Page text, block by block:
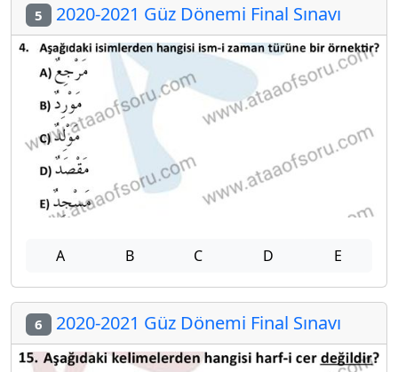
5 2020-2021 Güz Dönemi Final Sınavı
A B C D E
6 2020-2021 Güz Dönemi Final Sınavı